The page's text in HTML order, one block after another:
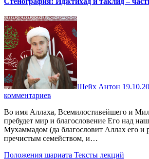
Шейх Антон
комментариев
Во имя Аллаха, Всемилостивейшего и Милосердного! И да
пребудет мир и благословение Его над
Мухаммадом (да благословит Аллах его и
пречистым семейством, и…
Положения шариата Тексты лекций